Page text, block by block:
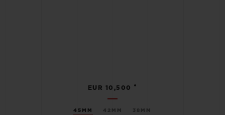
45MM 42MM 38MM
EUR 10,500 •